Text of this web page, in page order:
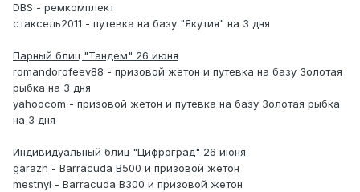
DBS - ремкомплект
стаксель2011 - путевка на базу "Якутия" на 3 дня
Парный блиц "Тандем" 26 июня
romandorofeev88 - призовой жетон и путевка на базу Золотая
рыбка на 3 дня
yahoocom - призовой жетон и путевка на базу Золотая рыбка
на 3 дня
Индивидуальный блиц "Цифроград" 26 июня
garazh - Barracuda B500 и призовой жетон
mestnyi - Barracuda B300 и призовой жетон